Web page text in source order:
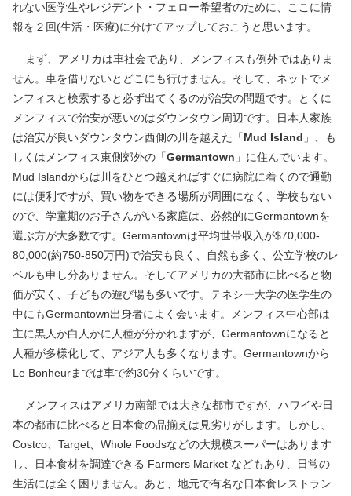
れない医学生やレジデント・フェロー希望者のために、ここに情
報を２回(生活・医療)に分けてアップしておこうと思います。
まず、アメリカは車社会であり、メンフィスも例外ではありま
せん。車を借りないとどこにも行けません。そして、ネットでメ
ンフィスと検索すると必ず出てくるのが治安の問題です。とくに
メンフィスで治安が悪いのはダウンタウン周辺です。日本人家族
は治安が良いダウンタウン西側の川を越えた「Mud Island 」、も
しくはメンフィス東側郊外の「Germantown 」に住んでいます。
Mud Islandからは川をひとつ越えればすぐに病院に着くので通勤
には便利ですが、買い物をできる場所が周囲になく、学校もない
ので、学童期のお子さんがいる家庭は、必然的にGermantownを
選ぶ方が大多数です。Germantownは平均世帯収入が$70,000-
80,000(約750-850万円)で治安も良く、自然も多く、公立学校のレ
ベルも申し分ありません。そしてアメリカの大都市に比べると物
価が安く、子どもの遊び場も多いです。テネシー大学の医学生の
中にもGermantown出身者によく会います。メンフィス中心部は
主に黒人か白人かに人種が分かれますが、Germantownになると
人種が多様化して、アジア人も多くなります。Germantownから
Le Bonheurまでは車で約30分くらいです。
メンフィスはアメリカ南部では大きな都市ですが、ハワイや日
本の都市に比べると日本食の品揃えは見劣りがします。しかし、
Costco、Target、Whole Foodsなどの大規模スーパーはあります
し、日本食材を調達できる Farmers Market などもあり、日常の
生活には全く困りません。あと、地元で有名な日本食レストラン